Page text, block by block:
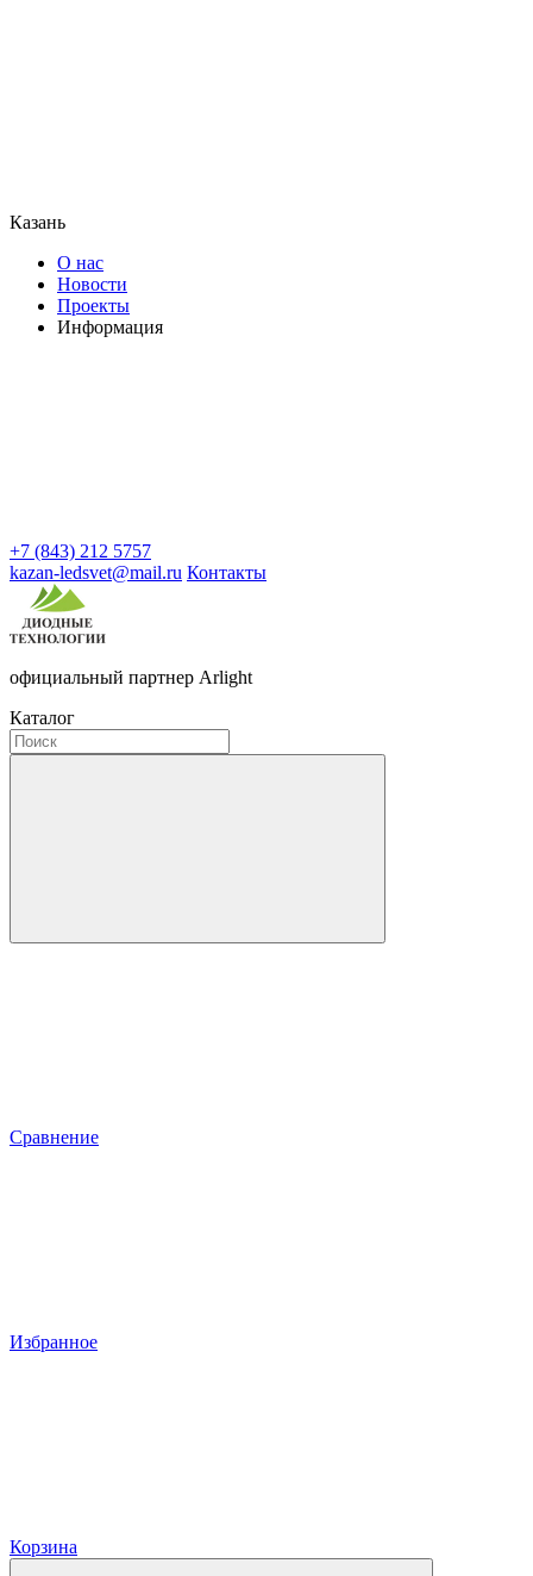
Казань
О нас
Новости
Проекты
Информация
+7 (843) 212 5757
kazan-ledsvet@mail.ru Контакты
официальный партнер Arlight
Каталог
Сравнение
Избранное
Корзина